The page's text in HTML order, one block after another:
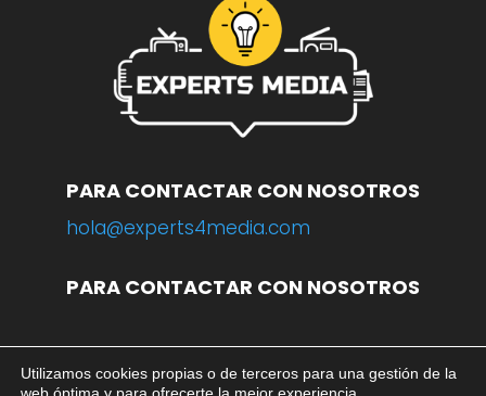
PARA CONTACTAR CON NOSOTROS
hola@experts4media.com
PARA CONTACTAR CON NOSOTROS
© 2023 WEBwww.experts4media.com
Utilizamos cookies propias o de terceros para una gestión de la